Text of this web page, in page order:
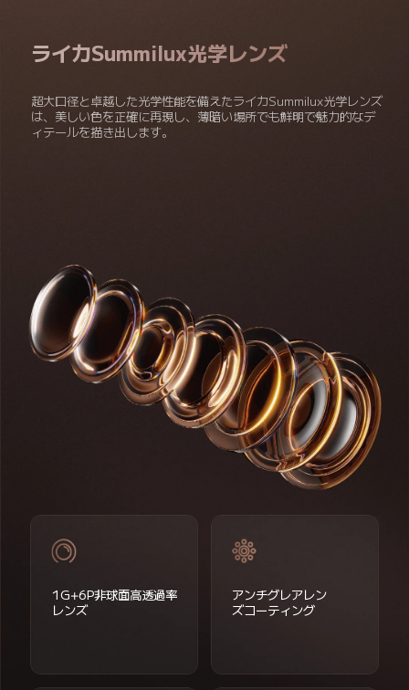
ライカSummilux光学レンズ
超大口径と卓越した光学性能を備えたライカSummilux光学レンズ
は、美しい色を正確に再現し、薄暗い場所でも鮮明で魅力的なデ
ィテールを描き出します。
1G+6P非球面高透過率
レンズ
アンチグレアレン
ズコーティング